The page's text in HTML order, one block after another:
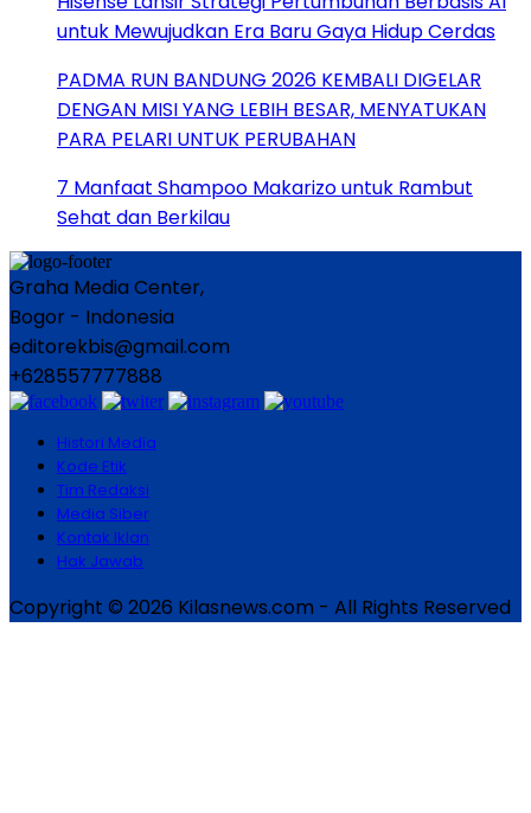
untuk Mewujudkan Era Baru Gaya Hidup Cerdas
PADMA RUN BANDUNG 2026 KEMBALI DIGELAR
DENGAN MISI YANG LEBIH BESAR, MENYATUKAN
PARA PELARI UNTUK PERUBAHAN
7 Manfaat Shampoo Makarizo untuk Rambut
Sehat dan Berkilau
Graha Media Center,
Bogor - Indonesia
editorekbis@gmail.com
+628557777888
Histori Media
Kode Etik
Tim Redaksi
Media Siber
Kontak Iklan
Hak Jawab
Copyright © 2026 Kilasnews.com - All Rights Reserved